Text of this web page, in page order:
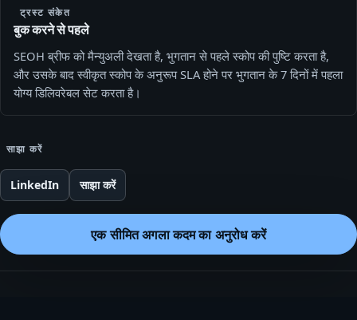
ट्रस्ट संकेत
बुक करने से पहले
SEOH ब्रीफ को मैन्युअली देखता है, भुगतान से पहले स्कोप की पुष्टि करता है,
और उसके बाद स्वीकृत स्कोप के अनुरूप SLA होने पर भुगतान के 7 दिनों में पहला
योग्य डिलिवरेबल सेट करता है।
साझा करें
LinkedIn साझा करें
एक सीमित अगला कदम का अनुरोध करें